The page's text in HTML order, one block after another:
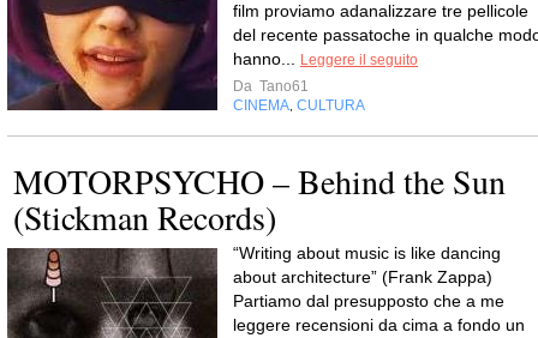
film proviamo adanalizzare tre pellicole
del recente passatoche in qualche
hanno...
Leggere il seguito
Da Tano61
CINEMA CULTURA
MOTORPSYCHO – Behind the Sun
(Stickman Records)
“Writing about music is like dancing
about architecture” (Frank Zappa)
Partiamo dal presupposto che a me
leggere recensioni da cima a fondo un